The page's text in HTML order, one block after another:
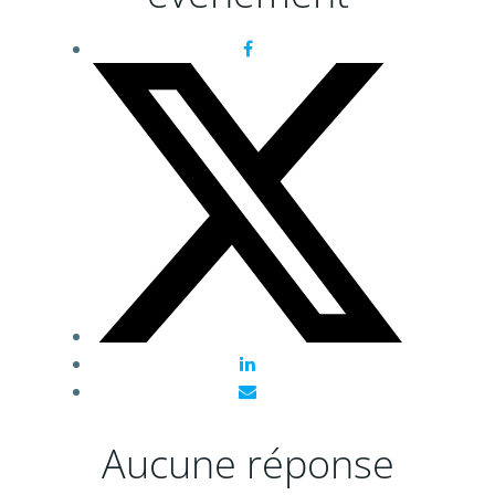
Aucune réponse